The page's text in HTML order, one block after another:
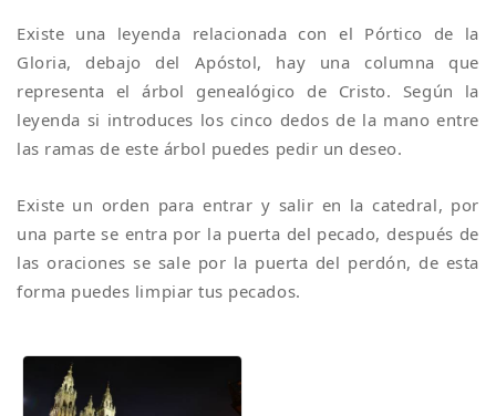
Existe una leyenda relacionada con el Pórtico de la
Gloria, debajo del Apóstol, hay una columna que
representa el árbol genealógico de Cristo. Según la
leyenda si introduces los cinco dedos de la mano entre
las ramas de este árbol puedes pedir un deseo.
Existe un orden para entrar y salir en la catedral, por
una parte se entra por la puerta del pecado, después de
las oraciones se sale por la puerta del perdón, de esta
forma puedes limpiar tus pecados.